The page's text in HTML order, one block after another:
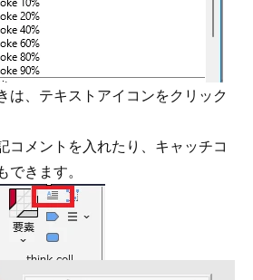
は、テキストアイコンをクリック
コメントを入れたり、キャッチコ
できます。